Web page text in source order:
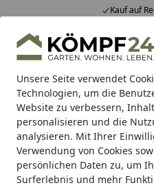
Unsere Seite verwendet
Technologien, um die
Website zu verbessern,
personalisieren und die
analysieren. Mit Ihrer
Verwendung von Cookies
persönlichen Daten zu, um
Surferlebnis und mehr
Kauf auf
Alle Produkte
Mein Konto
Suchen
Startseite
Akubi Zubehör für
Akubi Rutschen
Ihre